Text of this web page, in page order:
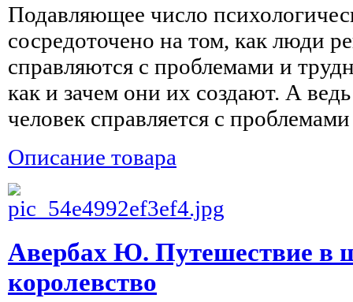
Подавляющее число
сосредоточено на том, как люди
справляются с проблемами и
как и зачем они их создают. А
человек справляется с
Описание товара
Авербах Ю. Путешествие в
королевство